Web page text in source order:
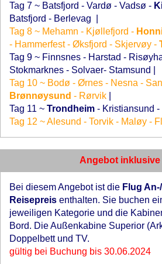
Tag 7 ~ Batsfjord - Vardø - Vadsø -
Batsfjord - Berlevag
Tag 8 ~ Mehamn - Kjøllefjord -
- Hammerfest - Øksfjord - Skjervøy -
Tag 9 ~ Finnsnes - Harstad -
Stokmarknes - Solvaer- Stamsund
Tag 10 ~ Bodø - Ørnes - Nesna -
Brønnøysund - Rørvik
Tag 11 ~ Trondheim - Kristiansund -
Tag 12 ~ Alesund - Torvik - Maløy -
Angebot inklusive
Bei diesem Angebot ist die Flug
Reisepreis enthalten. Sie buchen
jeweiligen Kategorie und die
Bord. Die Außenkabine Superior
Doppelbett und TV.
gültig bei Buchung bis 30.06.2024